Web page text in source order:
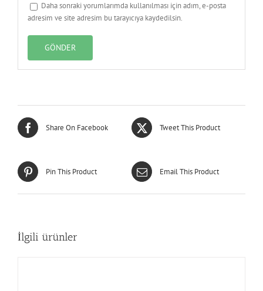
Daha sonraki yorumlarımda kullanılması için adım, e-posta
adresim ve site adresim bu tarayıcıya kaydedilsin.
Share On Facebook Tweet This Product
Pin This Product Email This Product
İlgili ürünler